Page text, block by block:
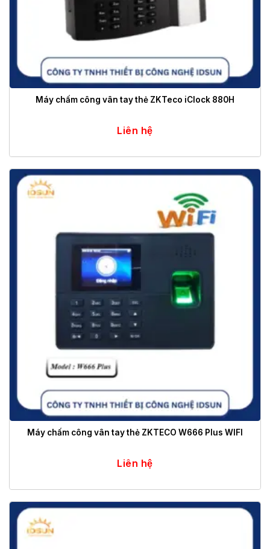
Máy chấm công vân tay thẻ ZKTeco iClock 880H
Liên hệ
Máy chấm công vân tay thẻ ZKTECO W666 Plus WIFI
Liên hệ